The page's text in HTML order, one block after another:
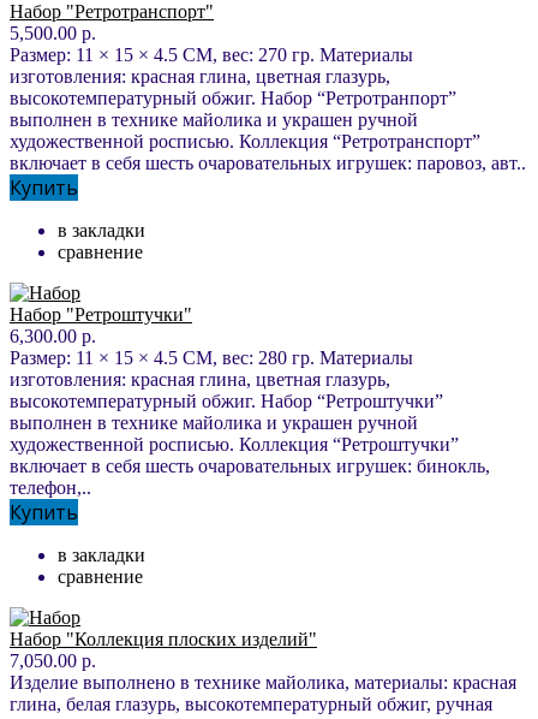
Набор "Ретротранспорт"
5,500.00 р.
Размер: 11 × 15 × 4.5 СМ, вес: 270 гр. Материалы
изготовления: красная глина, цветная глазурь,
высокотемпературный обжиг. Набор “Ретротранпорт”
выполнен в технике майолика и украшен ручной
художественной росписью. Коллекция “Ретротранспорт”
включает в себя шесть очаровательных игрушек: паровоз, авт..
Купить
в закладки
сравнение
Набор "Ретроштучки"
6,300.00 р.
Размер: 11 × 15 × 4.5 СМ, вес: 280 гр. Материалы
изготовления: красная глина, цветная глазурь,
высокотемпературный обжиг. Набор “Ретроштучки”
выполнен в технике майолика и украшен ручной
художественной росписью. Коллекция “Ретроштучки”
включает в себя шесть очаровательных игрушек: бинокль,
телефон,..
Купить
в закладки
сравнение
Набор "Коллекция плоских изделий"
7,050.00 р.
Изделие выполнено в технике майолика, материалы: красная
глина, белая глазурь, высокотемпературный обжиг, ручная